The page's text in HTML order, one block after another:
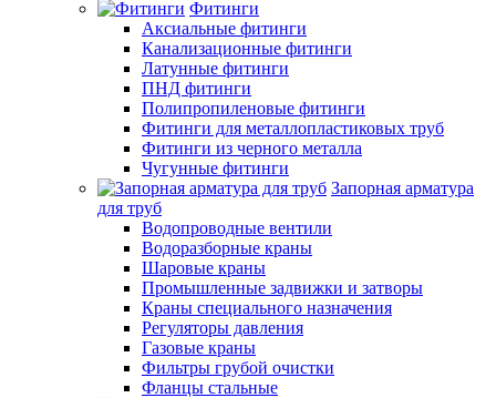
Фитинги
Аксиальные фитинги
Канализационные фитинги
Латунные фитинги
ПНД фитинги
Полипропиленовые фитинги
Фитинги для металлопластиковых труб
Фитинги из черного металла
Чугунные фитинги
Запорная арматура
для труб
Водопроводные вентили
Водоразборные краны
Шаровые краны
Промышленные задвижки и затворы
Краны специального назначения
Регуляторы давления
Газовые краны
Фильтры грубой очистки
Фланцы стальные